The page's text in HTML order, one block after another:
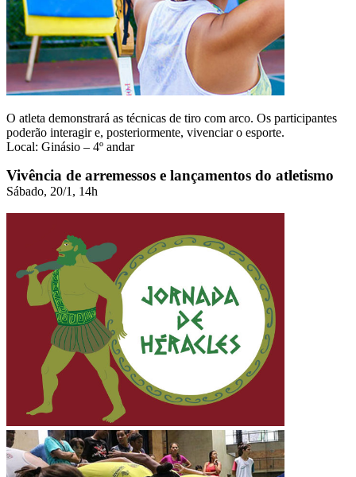
O atleta demonstrará as técnicas de tiro com arco. Os participantes
poderão interagir e, posteriormente, vivenciar o esporte.
Local: Ginásio – 4º andar
Vivência de arremessos e lançamentos do atletismo
Sábado, 20/1, 14h